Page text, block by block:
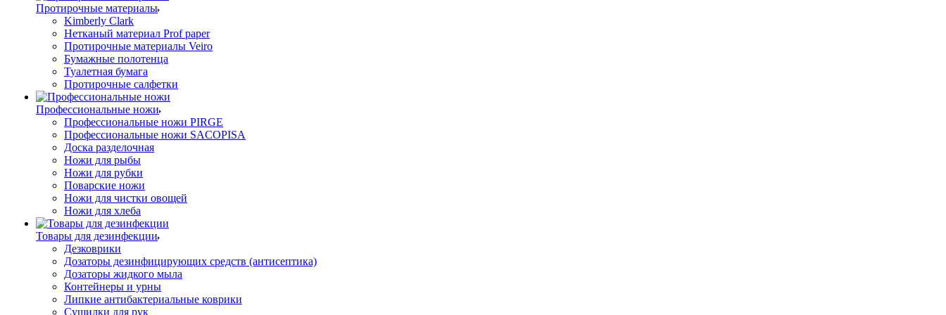
Протирочные материалы
Kimberly Clark
Нетканый материал Prof paper
Протирочные материалы Veiro
Бумажные полотенца
Туалетная бумага
Протирочные салфетки
Профессиональные ножи
Профессиональные ножи PIRGE
Профессиональные ножи SACOPISA
Доска разделочная
Ножи для рыбы
Ножи для рубки
Поварские ножи
Ножи для чистки овощей
Ножи для хлеба
Товары для дезинфекции
Дезковрики
Дозаторы дезинфицирующих средств (антисептика)
Дозаторы жидкого мыла
Контейнеры и урны
Липкие антибактериальные коврики
Сушилки для рук